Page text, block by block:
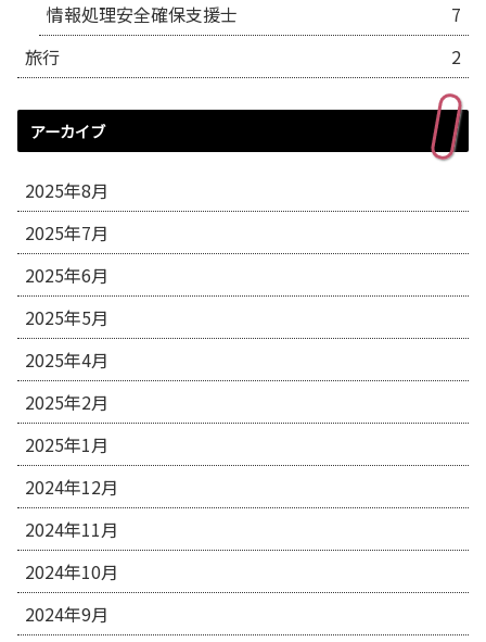
情報処理安全確保支援士
7
旅行
2
アーカイブ
2025年8月
2025年7月
2025年6月
2025年5月
2025年4月
2025年2月
2025年1月
2024年12月
2024年11月
2024年10月
2024年9月